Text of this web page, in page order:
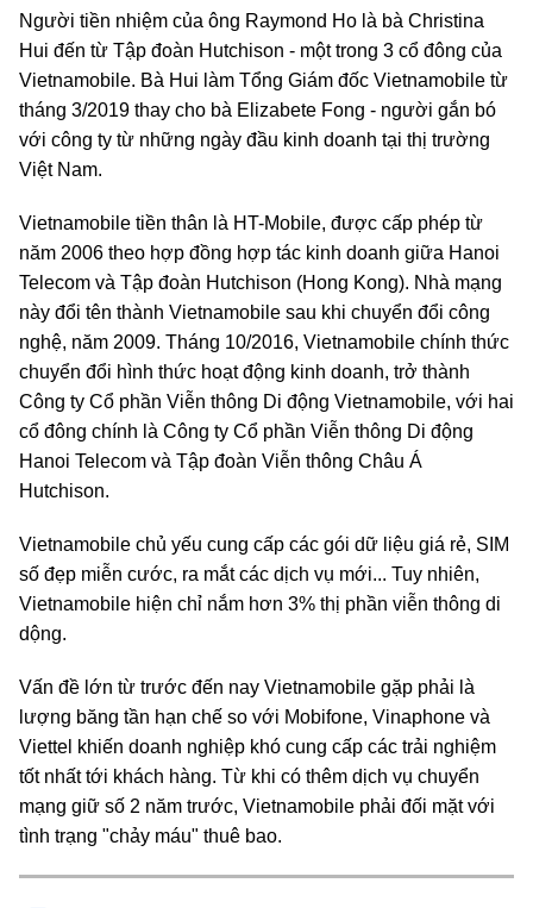
Người tiền nhiệm của ông Raymond Ho là bà Christina
Hui đến từ Tập đoàn Hutchison - một trong 3 cổ đông của
Vietnamobile. Bà Hui làm Tổng Giám đốc Vietnamobile từ
tháng 3/2019 thay cho bà Elizabete Fong - người gắn bó
với công ty từ những ngày đầu kinh doanh tại thị trường
Việt Nam.
Vietnamobile tiền thân là HT-Mobile, được cấp phép từ
năm 2006 theo hợp đồng hợp tác kinh doanh giữa Hanoi
Telecom và Tập đoàn Hutchison (Hong Kong). Nhà mạng
này đổi tên thành Vietnamobile sau khi chuyển đổi công
nghệ, năm 2009. Tháng 10/2016, Vietnamobile chính thức
chuyển đổi hình thức hoạt động kinh doanh, trở thành
Công ty Cổ phần Viễn thông Di động Vietnamobile, với hai
cổ đông chính là Công ty Cổ phần Viễn thông Di động
Hanoi Telecom và Tập đoàn Viễn thông Châu Á
Hutchison.
Vietnamobile chủ yếu cung cấp các gói dữ liệu giá rẻ, SIM
số đẹp miễn cước, ra mắt các dịch vụ mới... Tuy nhiên,
Vietnamobile hiện chỉ nắm hơn 3% thị phần viễn thông di
dộng.
Vấn đề lớn từ trước đến nay Vietnamobile gặp phải là
lượng băng tần hạn chế so với Mobifone, Vinaphone và
Viettel khiến doanh nghiệp khó cung cấp các trải nghiệm
tốt nhất tới khách hàng. Từ khi có thêm dịch vụ chuyển
mạng giữ số 2 năm trước, Vietnamobile phải đối mặt với
tình trạng "chảy máu" thuê bao.